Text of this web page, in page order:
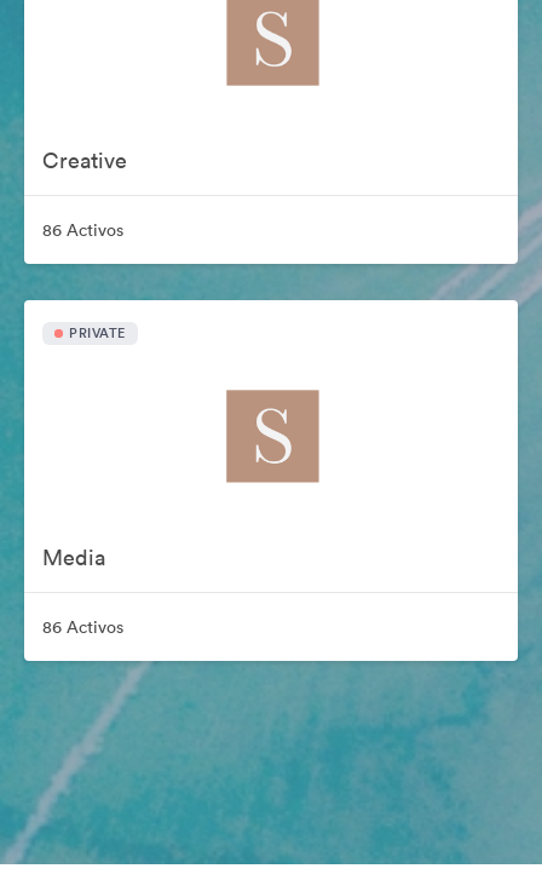
Creative
86 Activos
PRIVATE
Media
86 Activos